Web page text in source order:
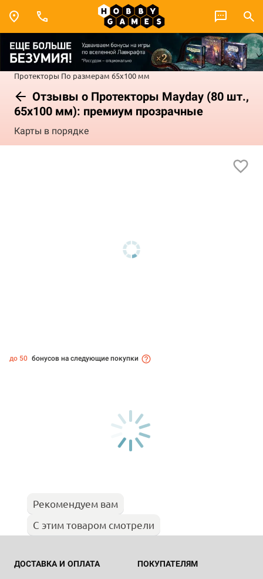
Протекторы По размерам 65x100 мм
Отзывы о Протекторы Mayday (80 шт.,
65x100 мм): премиум прозрачные
Карты в порядке
до 50 бонусов на следующие покупки
Рекомендуем вам
С этим товаром смотрели
ДОСТАВКА И ОПЛАТА ПОКУПАТЕЛЯМ